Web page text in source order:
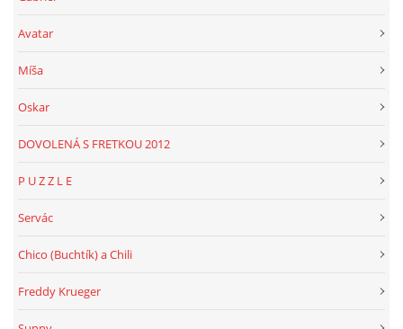
Avatar
Míša
Oskar
DOVOLENÁ S FRETKOU 2012
P U Z Z L E
Servác
Chico (Buchtík) a Chili
Freddy Krueger